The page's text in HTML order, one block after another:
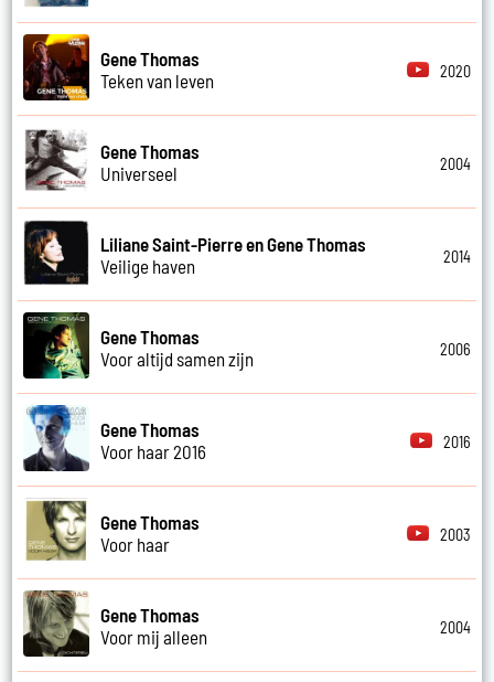
Gene Thomas
Teken van leven
2020
Gene Thomas
Universeel
2004
Liliane Saint-Pierre en Gene Thomas
Veilige haven
2014
Gene Thomas
Voor altijd samen zijn
2006
Gene Thomas
Voor haar 2016
2016
Gene Thomas
Voor haar
2003
Gene Thomas
Voor mij alleen
2004